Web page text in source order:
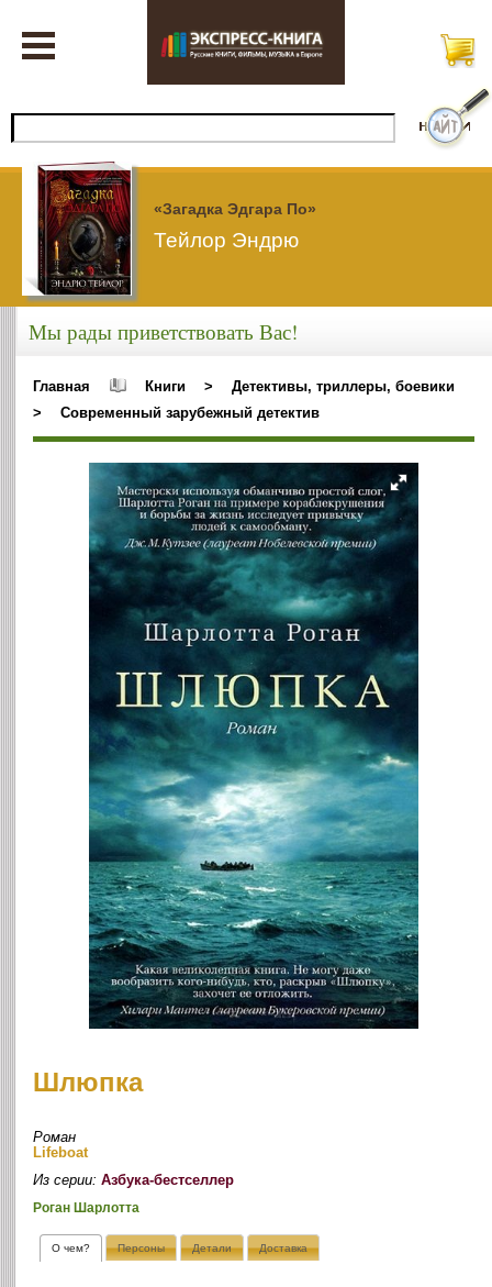
«Загадка Эдгара По»
Тейлор Эндрю
Мы рады приветствовать Вас!
Главная Книги >
Детективы, триллеры, боевики
>
Современный зарубежный детектив
Шлюпка
Роман
Lifeboat
Из серии:Азбука-бестселлер
Роган Шарлотта
О чем? Персоны Детали Доставка